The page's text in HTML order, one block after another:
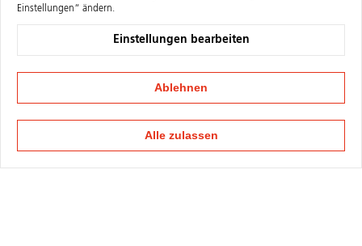
Einstellungen“ ändern.
Einstellungen bearbeiten
Ablehnen
Alle zulassen